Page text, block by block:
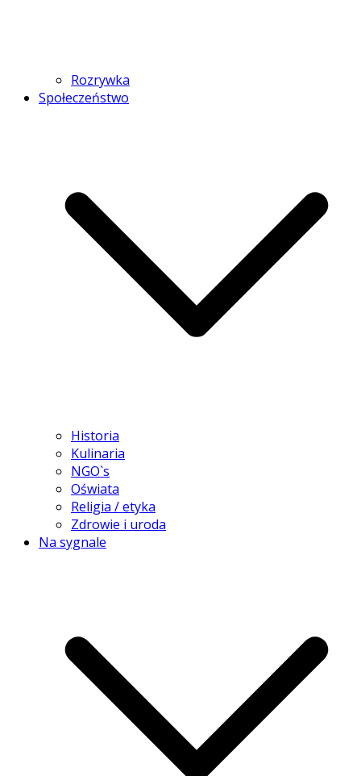
Rozrywka
Społeczeństwo
Historia
Kulinaria
NGO`s
Oświata
Religia / etyka
Zdrowie i uroda
Na sygnale